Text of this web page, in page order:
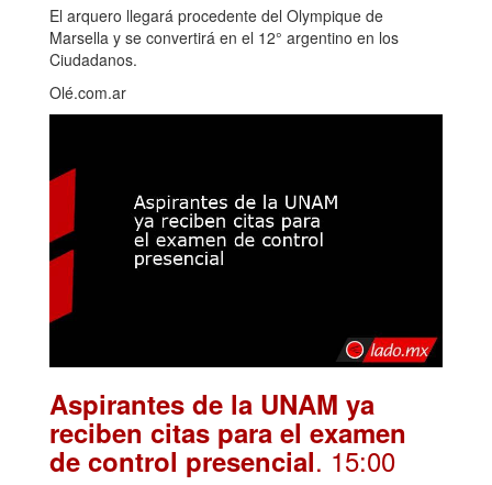
El arquero llegará procedente del Olympique de
Marsella y se convertirá en el 12° argentino en los
Ciudadanos.
Olé.com.ar
Aspirantes de la UNAM ya
reciben citas para el examen
de control presencial. 15:00